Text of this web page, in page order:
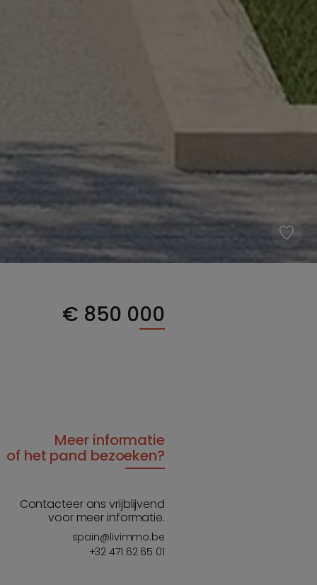
€ 850 000
Meer informatie
of het pand bezoeken?
Contacteer ons vrijblijvend
voor meer informatie.
spain@livimmo.be
+32 471 62 65 01